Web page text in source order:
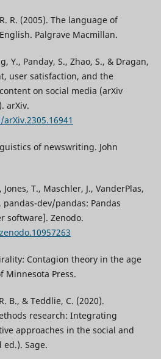
R. (2005). The language of
Palgrave Macmillan.
Y., Panday, S., Zhao, S., & Dragan,
user satisfaction, and the
on social media (arXiv
arXiv.
of newswriting. John
Jones, T., Maschler, J., VanderPlas,
pandas-dev/pandas: Pandas
software]. Zenodo.
Contagion theory in the age
Minnesota Press.
B., & Teddlie, C. (2020).
research: Integrating
approaches in the social and
ed.). Sage.